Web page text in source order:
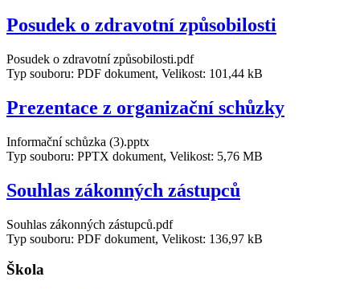
Posudek o zdravotní způsobilosti
Posudek o zdravotní způsobilosti.pdf
Typ souboru: PDF dokument, Velikost: 101,44 kB
Prezentace z organizační schůzky
Informační schůzka (3).pptx
Typ souboru: PPTX dokument, Velikost: 5,76 MB
Souhlas zákonných zástupců
Souhlas zákonných zástupců.pdf
Typ souboru: PDF dokument, Velikost: 136,97 kB
Škola